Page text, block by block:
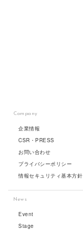
Company
企業情報
CSR・PRESS
お問い合わせ
プライバシーポリシー
情報セキュリティ基本方針
News
Event
Stage